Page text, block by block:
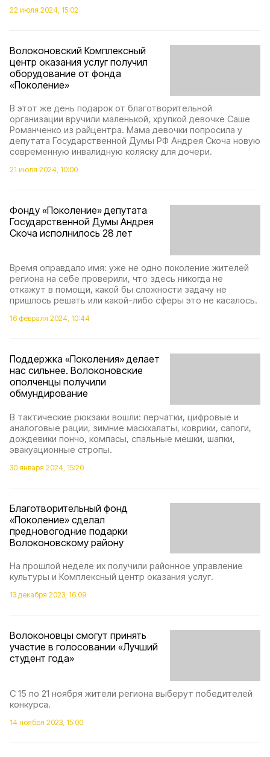
22 июля 2024, 15:02
Волоконовский Комплексный
центр оказания услуг получил
оборудование от фонда
«Поколение»
В этот же день подарок от благотворительной
организации вручили маленькой, хрупкой девочке Саше
Романченко из райцентра. Мама девочки попросила у
депутата Государственной Думы РФ Андрея Скоча новую
современную инвалидную коляску для дочери.
21 июля 2024, 10:00
Фонду «Поколение» депутата
Государственной Думы Андрея
Скоча исполнилось 28 лет
Время оправдало имя: уже не одно поколение жителей
региона на себе проверили, что здесь никогда не
откажут в помощи, какой бы сложности задачу не
пришлось решать или какой-либо сферы это не касалось.
16 февраля 2024, 10:44
Поддержка «Поколения» делает
нас сильнее. Волоконовские
ополченцы получили
обмундирование
В тактические рюкзаки вошли: перчатки, цифровые и
аналоговые рации, зимние маскхалаты, коврики, сапоги,
дождевики пончо, компасы, спальные мешки, шапки,
эвакуационные стропы.
30 января 2024, 15:20
Благотворительный фонд
«Поколение» сделал
предновогодние подарки
Волоконовскому району
На прошлой неделе их получили районное управление
культуры и Комплексный центр оказания услуг.
13 декабря 2023, 16:09
Волоконовцы смогут принять
участие в голосовании «Лучший
студент года»
С 15 по 21 ноября жители региона выберут победителей
конкурса.
14 ноября 2023, 15:00